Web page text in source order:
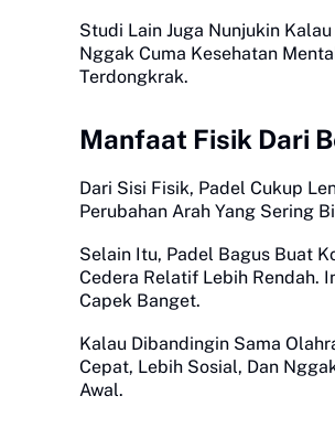
Studi Lain Juga Nunjukin
Nggak Cuma Kesehatan
Terdongkrak.
Manfaat Fisik Dari
Dari Sisi Fisik, Padel Cukup
Perubahan Arah Yang Sering
Selain Itu, Padel Bagus Buat
Cedera Relatif Lebih Rendah.
Capek Banget.
Kalau Dibandingin Sama
Cepat, Lebih Sosial, Dan
Awal.